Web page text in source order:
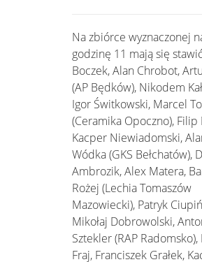
Na zbiórce wyznaczonej
godzinę 11 mają się
Boczek, Alan Chrobot,
(AP Będków), Nikodem
Igor Świtkowski, Marcel
(Ceramika Opoczno), Filip
Kacper Niewiadomski,
Wódka (GKS Bełchatów),
Ambrozik, Alex Matera,
Rożej (Lechia Tomaszów
Mazowiecki), Patryk
Mikołaj Dobrowolski,
Sztekler (RAP Radomsko),
Fraj, Franciszek Grałek,